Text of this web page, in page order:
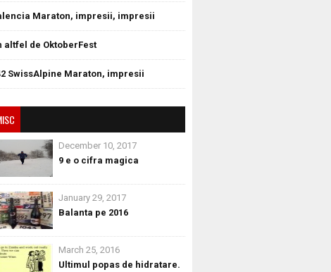
Maraton, impresii, impresii
altfel de OktoberFest
SwissAlpine Maraton, impresii
December 10, 2017
9 e o cifra magica
January 29, 2017
Balanta pe 2016
March 25, 2016
Ultimul popas de hidratare.